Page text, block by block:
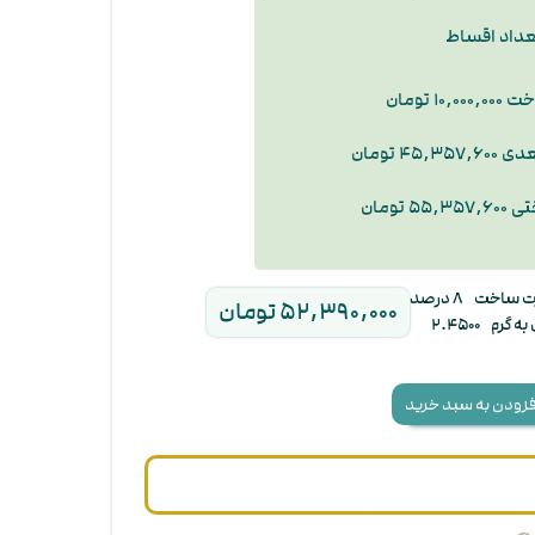
ساخت ۸ درصد
گرم ۲.۴۵۰۰ ۵۲,۳۹۰,۰۰۰ تومان
اقساط
تومان
تومان